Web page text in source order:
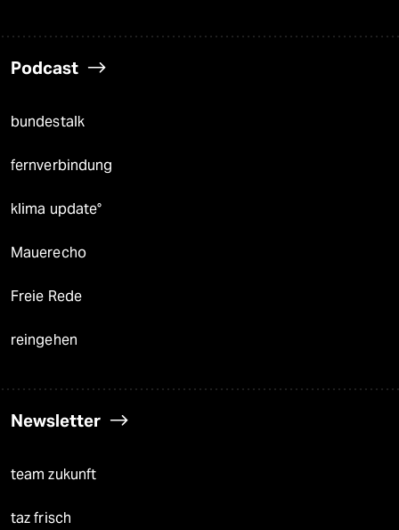
Podcast
bundestalk
fernverbindung
klima update°
Mauerecho
Freie Rede
reingehen
Newsletter
team zukunft
taz frisch